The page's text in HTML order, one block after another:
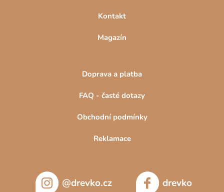
Kontakt
Magazín
Doprava a platba
FAQ - časté dotazy
Obchodní podmínky
Reklamace
@drevko.cz drevko